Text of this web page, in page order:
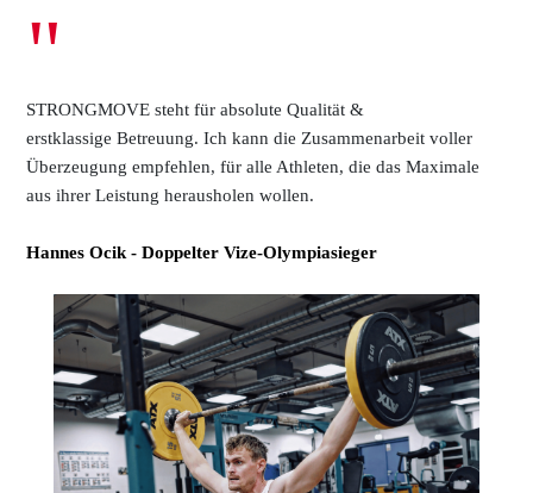
"
STRONGMOVE steht für absolute Qualität &
erstklassigeBetreuung. Ich kann die Zusammenarbeit voller
Überzeugung empfehlen, für alle Athleten, die das Maximale
aus ihrer Leistung herausholen wollen.
Hannes Ocik - Doppelter Vize-Olympiasieger